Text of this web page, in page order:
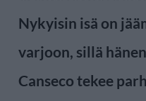
Nykyisin isä on
varjoon, sillä
Canseco tekee